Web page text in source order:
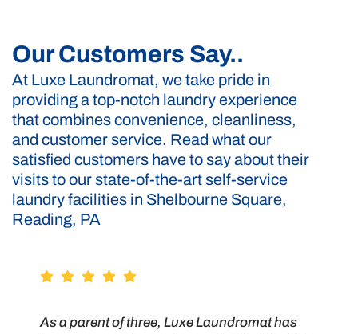
Our Customers Say..
At Luxe Laundromat, we take pride in
providing a top-notch laundry experience
that combines convenience, cleanliness,
and customer service. Read what our
satisfied customers have to say about their
visits to our state-of-the-art self-service
laundry facilities in Shelbourne Square,
Reading, PA
As a parent of three, Luxe Laundromat has